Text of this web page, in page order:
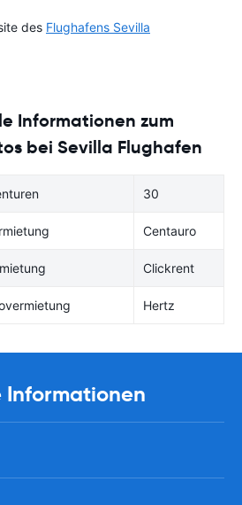
des Flughafens Sevilla
Informationen zum
bei Sevilla Flughafen
30
Centauro
Clickrent
Hertz
Informationen